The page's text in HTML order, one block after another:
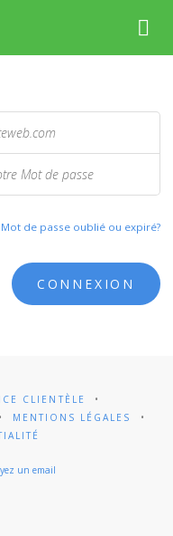
Mot de passe oublié ou expiré?
CLIENTÈLE
MENTIONS LÉGALES
un email